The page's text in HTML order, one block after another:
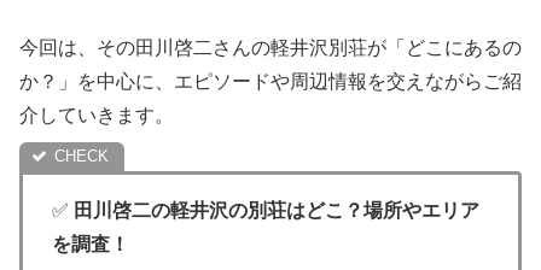
今回は、その田川啓二さんの軽井沢別荘が「どこにあるの
か？」を中心に、エピソードや周辺情報を交えながらご紹
介していきます。
✅ 田川啓二の軽井沢の別荘はどこ？場所やエリア
を調査！